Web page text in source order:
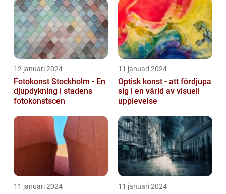
12 januari 2024
Fotokonst Stockholm - En
djupdykning i stadens
fotokonstscen
11 januari 2024
Optisk konst - att fördjupa
sig i en värld av visuell
upplevelse
11 januari 2024 11 januari 2024